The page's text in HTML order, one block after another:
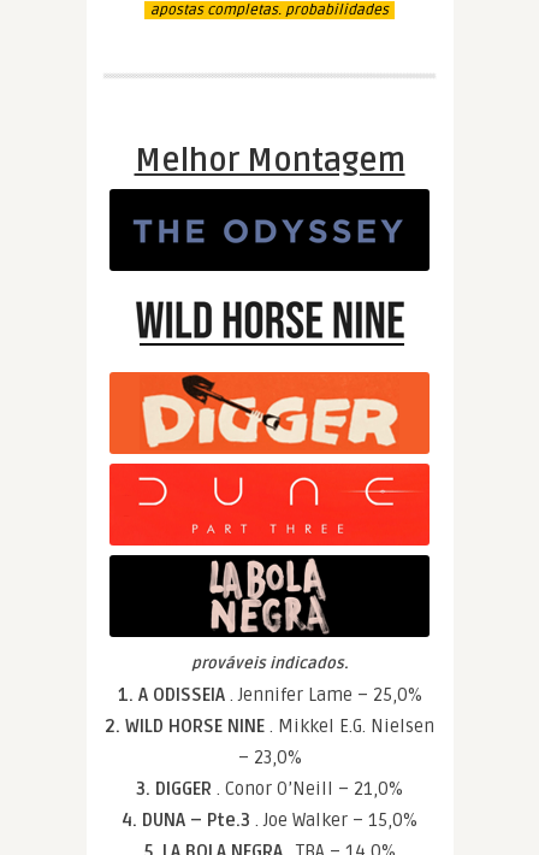
apostas completas. probabilidades
Melhor Montagem
prováveis indicados.
1. A ODISSEIA . Jennifer Lame – 25,0%
2. WILD HORSE NINE . Mikkel E.G. Nielsen
– 23,0%
3. DIGGER . Conor O’Neill – 21,0%
4. DUNA – Pte.3 . Joe Walker – 15,0%